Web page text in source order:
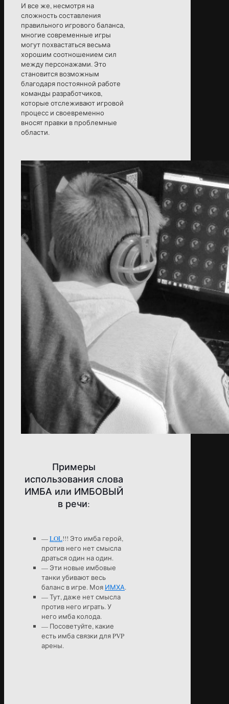
И все же, несмотря на
сложность составления
правильного игрового баланса,
многие современные игры
могут похвастаться весьма
хорошим соотношением сил
между персонажами. Это
становится возможным
благодаря постоянной работе
команды разработчиков,
которые отслеживают игровой
процесс и своевременно
вносят правки в проблемные
области.
Примеры
использования слова
ИМБА или ИМБОВЫЙ
в речи:
—LOL!!! Это имба герой,
против него нет смысла
драться один на один.
— Эти новые имбовые
танки убивают весь
баланс в игре. Моя ИМХА.
— Тут, даже нет смысла
против него играть. У
него имба колода.
— Посоветуйте, какие
есть имба связки для PVP
арены.